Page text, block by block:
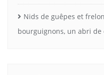
Nids de guêpes et
bourguignons, un abri de